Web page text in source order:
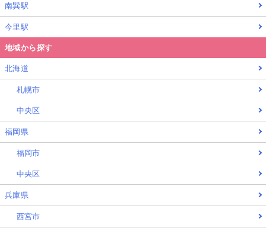
南巽駅
今里駅
地域から探す
北海道
札幌市
中央区
福岡県
福岡市
中央区
兵庫県
西宮市